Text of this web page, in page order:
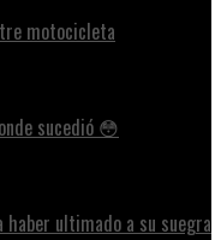
motocicleta
sucedió 😳
haber ultimado a su suegra